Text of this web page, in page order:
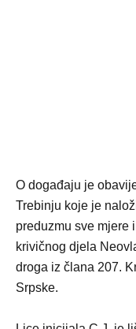
O događaju je
Trebinju koje je
preduzmu sve mjere
krivičnog djela
droga iz člana 207.
Srpske.